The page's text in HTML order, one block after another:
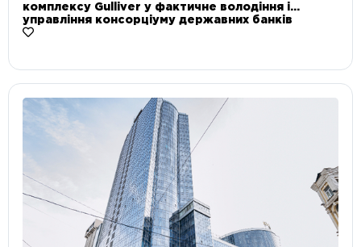
комплексу Gulliver у фактичне володіння і
управління консорціуму державних банків